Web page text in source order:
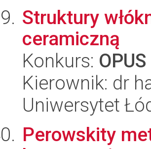
Struktury
ceramiczną
Konkurs:
Kierownik: dr
Uniwersytet
Perowskity